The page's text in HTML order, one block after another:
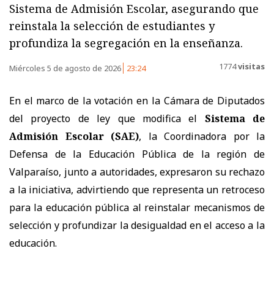
Sistema de Admisión Escolar, asegurando que
reinstala la selección de estudiantes y
profundiza la segregación en la enseñanza.
Miércoles 5 de agosto de 2026 23:24 1774visitas
En el marco de la votación en la Cámara de Diputados
del proyecto de ley que modifica el
Sistema de
Admisión Escolar (SAE), la Coordinadora por la
Defensa de la Educación Pública de la región de
Valparaíso, junto a autoridades, expresaron su rechazo
a la iniciativa, advirtiendo que representa un retroceso
para la educación pública al reinstalar mecanismos de
selección y profundizar la desigualdad en el acceso a la
educación.